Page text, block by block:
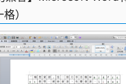
）